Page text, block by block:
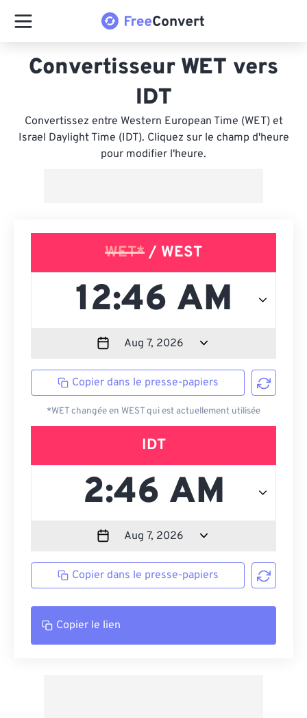
Convertisseur WET vers
IDT
Convertissez entre Western European Time (WET) et
Israel Daylight Time (IDT). Cliquez sur le champ d'heure
pour modifier l'heure.
WET* / WEST
Copier dans le presse-papiers
*WET changée en WEST qui est actuellement utilisée
IDT
Copier dans le presse-papiers
Copier le lien